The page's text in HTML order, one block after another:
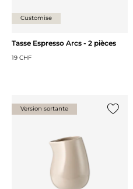
Customise
Tasse Espresso Arcs - 2 pièces
19 CHF
Version sortante